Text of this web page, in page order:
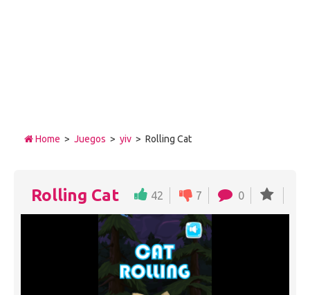
Home > Juegos > yiv > Rolling Cat
Rolling Cat 42 7 0